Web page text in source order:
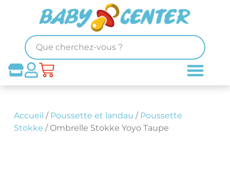
Accueil / Poussette et landau / Poussette
Stokke / Ombrelle Stokke Yoyo Taupe